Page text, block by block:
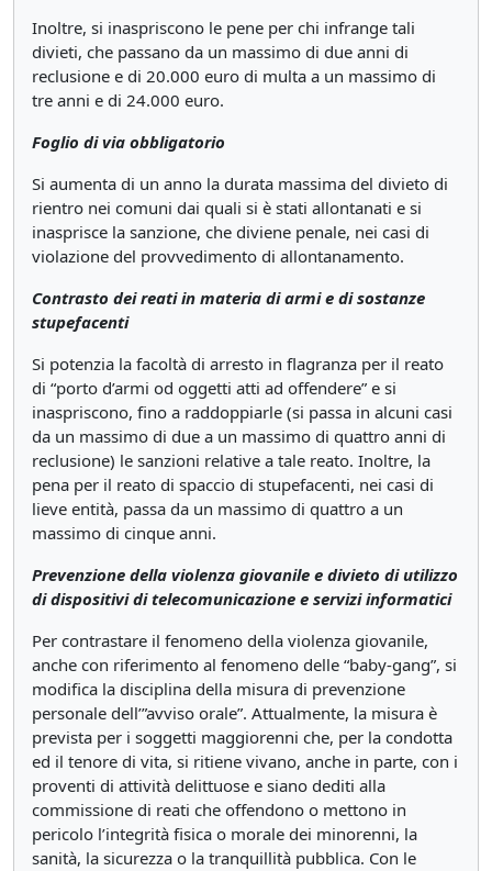
Inoltre, si inaspriscono le pene per chi infrange tali
divieti, che passano da un massimo di due anni di
reclusione e di 20.000 euro di multa a un massimo di
tre anni e di 24.000 euro.
Foglio di via obbligatorio
Si aumenta di un anno la durata massima del divieto di
rientro nei comuni dai quali si è stati allontanati e si
inasprisce la sanzione, che diviene penale, nei casi di
violazione del provvedimento di allontanamento.
Contrasto dei reati in materia di armi e di sostanze
stupefacenti
Si potenzia la facoltà di arresto in flagranza per il reato
di “porto d’armi od oggetti atti ad offendere” e si
inaspriscono, fino a raddoppiarle (si passa in alcuni casi
da un massimo di due a un massimo di quattro anni di
reclusione) le sanzioni relative a tale reato. Inoltre, la
pena per il reato di spaccio di stupefacenti, nei casi di
lieve entità, passa da un massimo di quattro a un
massimo di cinque anni.
Prevenzione della violenza giovanile e divieto di utilizzo
di dispositivi di telecomunicazione e servizi informatici
Per contrastare il fenomeno della violenza giovanile,
anche con riferimento al fenomeno delle “baby-gang”, si
modifica la disciplina della misura di prevenzione
personale dell’”avviso orale”. Attualmente, la misura è
prevista per i soggetti maggiorenni che, per la condotta
ed il tenore di vita, si ritiene vivano, anche in parte, con i
proventi di attività delittuose e siano dediti alla
commissione di reati che offendono o mettono in
pericolo l’integrità fisica o morale dei minorenni, la
sanità, la sicurezza o la tranquillità pubblica. Con le